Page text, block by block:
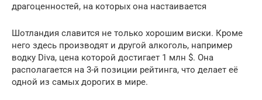
драгоценностей, на которых она настаивается
Шотландия славится не только хорошим виски. Кроме
него здесь производят и другой алкоголь, например
водку Diva, цена которой достигает 1 млн $. Она
располагается на 3-й позиции рейтинга, что делает её
одной из самых дорогих в мире.